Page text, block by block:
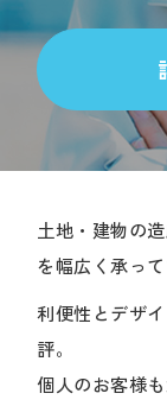
土地・建物の
を幅広く承って
利便性とデザ
評。
個人のお客様も